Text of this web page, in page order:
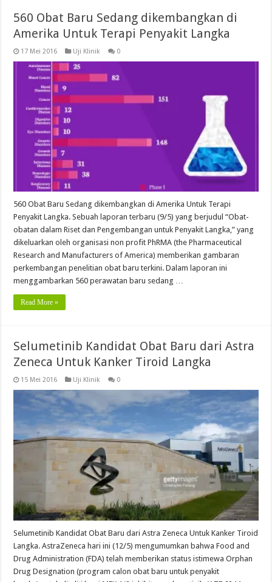
560 Obat Baru Sedang dikembangkan di
Amerika Untuk Terapi Penyakit Langka
17 Mei 2016 Uji Klinik 0
560 Obat Baru Sedang dikembangkan di Amerika Untuk Terapi
Penyakit Langka. Sebuah laporan terbaru (9/5) yang berjudul “Obat-
obatan dalam Riset dan Pengembangan untuk Penyakit Langka,” yang
dikeluarkan oleh organisasi non profit PhRMA (the Pharmaceutical
Research and Manufacturers of America) memberikan gambaran
perkembangan penelitian obat baru terkini. Dalam laporan ini
menggambarkan 560 perawatan baru sedang …
Read More »
Selumetinib Kandidat Obat Baru dari Astra
Zeneca Untuk Kanker Tiroid Langka
15 Mei 2016 Uji Klinik 0
Selumetinib Kandidat Obat Baru dari Astra Zeneca Untuk Kanker Tiroid
Langka. AstraZeneca hari ini (12/5) mengumumkan bahwa Food and
Drug Administration (FDA) telah memberikan status istimewa Orphan
Drug Designation (program calon obat baru untuk penyakit